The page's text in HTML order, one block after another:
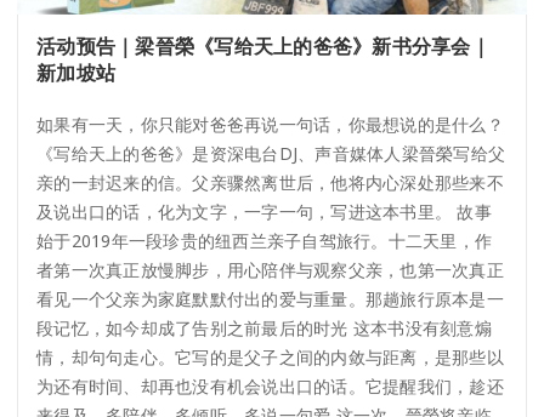
活动预告｜梁晉榮《写给天上的爸爸》新书分享会｜
新加坡站
如果有一天，你只能对爸爸再说一句话，你最想说的是什么？
《写给天上的爸爸》是资深电台DJ、声音媒体人梁晉榮写给父
亲的一封迟来的信。父亲骤然离世后，他将内心深处那些来不
及说出口的话，化为文字，一字一句，写进这本书里。 故事
始于2019年一段珍贵的纽西兰亲子自驾旅行。十二天里，作
者第一次真正放慢脚步，用心陪伴与观察父亲，也第一次真正
看见一个父亲为家庭默默付出的爱与重量。那趟旅行原本是一
段记忆，如今却成了告别之前最后的时光 这本书没有刻意煽
情，却句句走心。它写的是父子之间的内敛与距离，是那些以
为还有时间、却再也没有机会说出口的话。它提醒我们，趁还